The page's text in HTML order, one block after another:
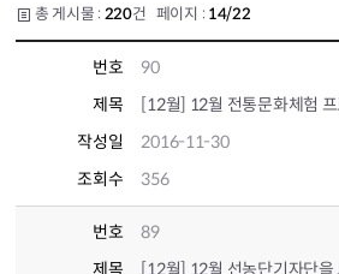
총 게시물 : 220건 페이지 : 14/22
번호
90
제목
[12월] 12월 전통문화체험
작성일
2016-11-30
조회수
356
번호
89
제목
[12월] 12월 선농단기자단을